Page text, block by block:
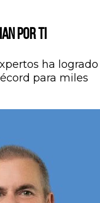
por Ti
ha logrado
para miles